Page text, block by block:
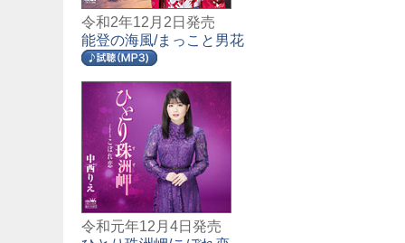
令和2年12月2日発売
能登の海風/まっこと男花
令和元年12月4日発売